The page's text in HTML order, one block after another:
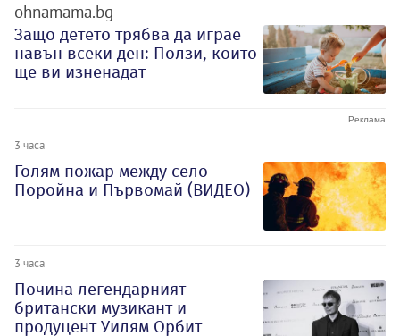
ohnamama.bg
Защо детето трябва да играе
навън всеки ден: Ползи, които
ще ви изненадат
3 часа
Голям пожар между село
Поройна и Първомай (ВИДЕО)
3 часа
Почина легендарният
британски музикант и
продуцент Уилям Орбит